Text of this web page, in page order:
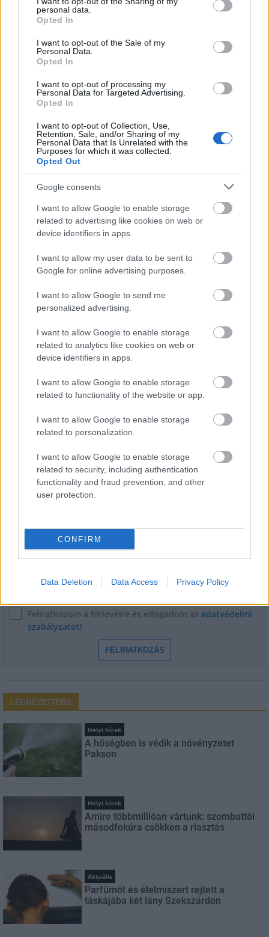
grant or deny consent to Google and its third-party tags to
use your data for below specified purposes in below Google
consent section.
personal data.
Opted In
I want to opt-out of the Sale of my
Personal Data.
Opted In
I want to opt-out of processing my
Personal Data for Targeted Advertising.
Opted In
I want to opt-out of Collection, Use,
Retention, Sale, and/or Sharing of my
Personal Data that Is Unrelated with the
Purposes for which it was collected.
Opted Out
Google consents
I want to allow Google to enable storage
related to advertising like cookies on web or
device identifiers in apps.
I want to allow my user data to be sent to
Google for online advertising purposes.
I want to allow Google to send me
personalized advertising.
I want to allow Google to enable storage
related to analytics like cookies on web or
device identifiers in apps.
I want to allow Google to enable storage
related to functionality of the website or app.
I want to allow Google to enable storage
related to personalization.
I want to allow Google to enable storage
related to security, including authentication
functionality and fraud prevention, and other
user protection.
CONFIRM
Data Deletion Data Access Privacy Policy
Látványos építési szakasz indult be a Flórián téri
felüljárón
A tartós nyári hőség jelentős kihívás elé állítja a KM Építőt,
ennek ellenére folyamatosan halad az aszfaltozás.
Paks II.: Mit jelent az 5. blokk új
mérföldköve a felülvizsgálat
árnyékában?
Elkészült a Liszt Ferenc repülőtér
közműhálózatának fejlesztése
Látlelet a hazai víziközművekről?
Egyetlen, fél évszázados vezetéken
múlt Bicske vízellátása
Mohács a csata ötszázadik
évfordulójára
HÍRLEVÉL
Feliratkozom a hírlevélre és elfogadom az adatvédelmi
szabályzatot!
FELIRATKOZÁS
LEGNÉZETTEBB
Helyi hírek
A hőségben is védik a növényzetet
Pakson
Helyi hírek
Amire többmillióan vártunk: szombattól
másodfokúra csökken a riasztás
Aktuális
Parfümöt és élelmiszert rejtett a
táskájába két lány Szekszárdon